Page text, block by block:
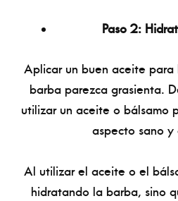
Paso 2:
Aplicar un buen aceite
barba parezca grasienta.
utilizar un aceite o bálsamo
aspecto sano y
Al utilizar el aceite o el
hidratando la barba, sino